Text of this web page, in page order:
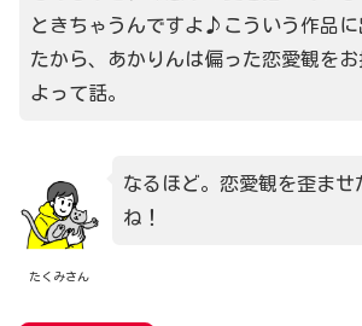
ときちゃうんですよ♪こういう作品に
たから、あかりんは偏った恋愛観をお
よって話。
たくみさん
なるほど。恋愛観を歪ませ
ね！